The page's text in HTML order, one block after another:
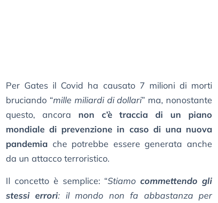
Per Gates il Covid ha causato 7 milioni di morti
bruciando “mille miliardi di dollari” ma, nonostante
questo, ancora non c’è traccia di un piano
mondiale di prevenzione in caso di una nuova
pandemia che potrebbe essere generata anche
da un attacco terroristico.
Il concetto è semplice: “Stiamocommettendo gli
stessi errori: il mondo non fa abbastanza per